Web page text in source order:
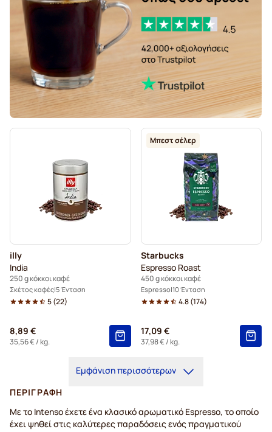
illy
India
250 g κόκκοι καφέ
Σκέτος καφές 5 Ένταση
5(22)
8,89 €
35,56 €/ kg.
Μπεστ σέλερ
Starbucks
Espresso Roast
450 g κόκκοι καφέ
Espresso 10 Ένταση
4.8(174)
17,09 €
37,98 €/ kg.
Εμφάνιση περισσότερων
ΠΕΡΙΓΡΑΦΉ
Με το Intenso έχετε ένα κλασικό αρωματικό Espresso, το οποίο
έχει ψηθεί στις καλύτερες παραδόσεις ενός πραγματικού